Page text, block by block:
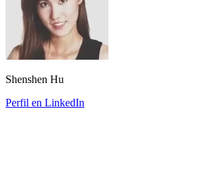
Shenshen Hu
Perfil en LinkedIn